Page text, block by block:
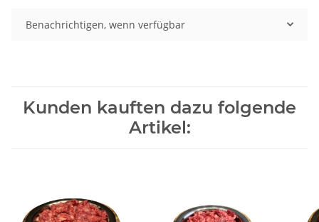
Benachrichtigen, wenn verfügbar
Kunden kauften dazu folgende
Artikel: